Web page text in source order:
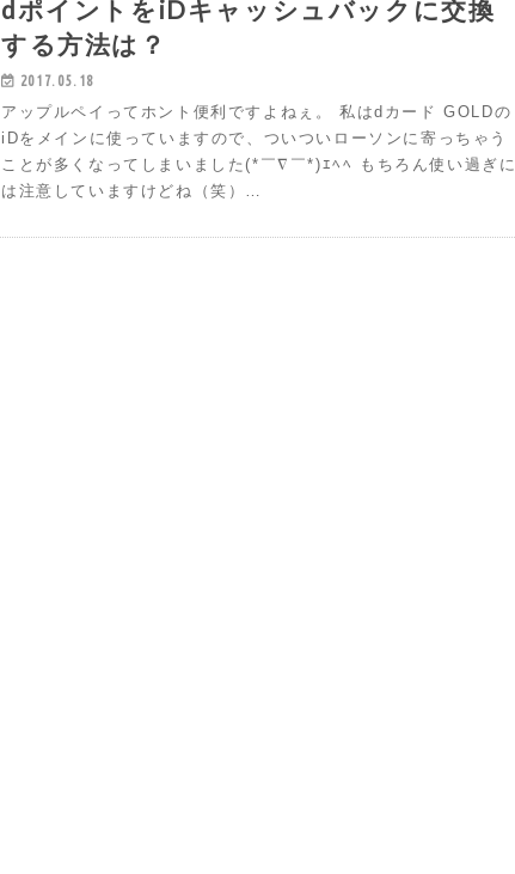
dポイントをiDキャッシュバックに交換
する方法は？
2017.05.18
アップルペイってホント便利ですよねぇ。 私はdカード GOLDの
iDをメインに使っていますので、ついついローソンに寄っちゃう
ことが多くなってしまいました(*￣∇￣*)ｴﾍﾍ もちろん使い過ぎに
は注意していますけどね（笑）…